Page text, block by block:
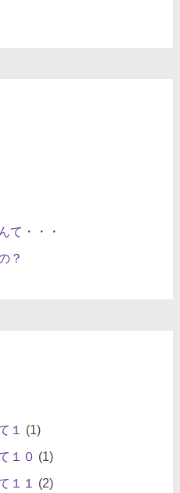
て・・・
？
１
(1)
１０ (1)
１１
(2)